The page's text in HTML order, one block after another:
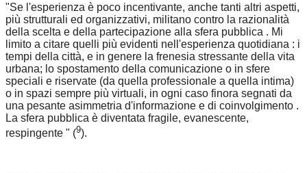
"Se l'esperienza è poco incentivante, anche tanti altri aspetti,
più strutturali ed organizzativi, militano contro la razionalità
della scelta e della partecipazione alla sfera pubblica . Mi
limito a citare quelli più evidenti nell'esperienza quotidiana : i
tempi della città, e in genere la frenesia stressante della vita
urbana; lo spostamento della comunicazione o in sfere
speciali e riservate (da quella professionale a quella intima)
o in spazi sempre più virtuali, in ogni caso finora segnati da
una pesante asimmetria d'informazione e di coinvolgimento .
La sfera pubblica è diventata fragile, evanescente,
respingente " (9).